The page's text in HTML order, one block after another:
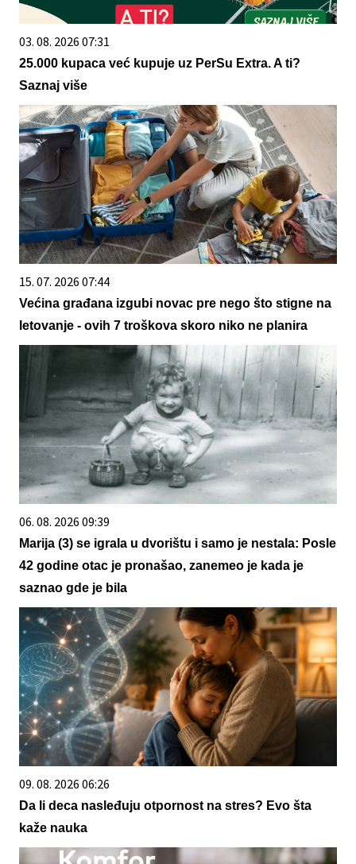
03. 08. 2026 07:31
25.000 kupaca već kupuje uz PerSu Extra. A ti?
Saznaj više
15. 07. 2026 07:44
Većina građana izgubi novac pre nego što stigne na
letovanje - ovih 7 troškova skoro niko ne planira
06. 08. 2026 09:39
Marija (3) se igrala u dvorištu i samo je nestala: Posle
42 godine otac je pronašao, zanemeo je kada je
saznao gde je bila
09. 08. 2026 06:26
Da li deca nasleđuju otpornost na stres? Evo šta
kaže nauka